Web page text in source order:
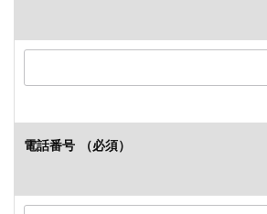
電話番号 （必須）